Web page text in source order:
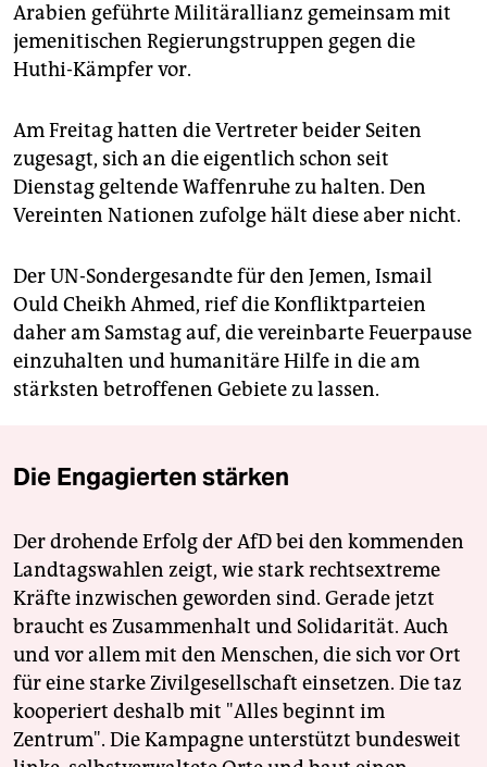
Arabien geführte Militärallianz gemeinsam mit
jemenitischen Regierungstruppen gegen die
Huthi-Kämpfer vor.
Am Freitag hatten die Vertreter beider Seiten
zugesagt, sich an die eigentlich schon seit
Dienstag geltende Waffenruhe zu halten. Den
Vereinten Nationen zufolge hält diese aber nicht.
Der UN-Sondergesandte für den Jemen, Ismail
Ould Cheikh Ahmed, rief die Konfliktparteien
daher am Samstag auf, die vereinbarte Feuerpause
einzuhalten und humanitäre Hilfe in die am
stärksten betroffenen Gebiete zu lassen.
Die Engagierten stärken
Der drohende Erfolg der AfD bei den kommenden
Landtagswahlen zeigt, wie stark rechtsextreme
Kräfte inzwischen geworden sind. Gerade jetzt
braucht es Zusammenhalt und Solidarität. Auch
und vor allem mit den Menschen, die sich vor Ort
für eine starke Zivilgesellschaft einsetzen. Die taz
kooperiert deshalb mit "Alles beginnt im
Zentrum". Die Kampagne unterstützt bundesweit